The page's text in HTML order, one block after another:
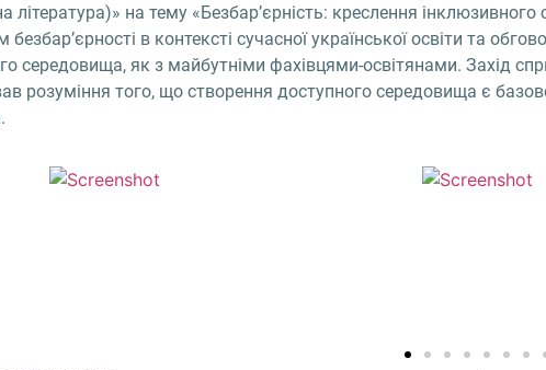
література)» на тему «Безбар’єрність: креслення
безбар’єрності в контексті сучасної української освіти та
середовища, як з майбутніми фахівцями-освітянами. Захід
розуміння того, що створення доступного середовища є